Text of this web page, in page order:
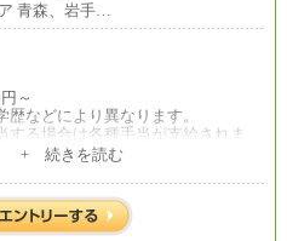
青森、岩手…
～
などにより異なります。
する場合は各種手当が支給されま
+ 続きを読む